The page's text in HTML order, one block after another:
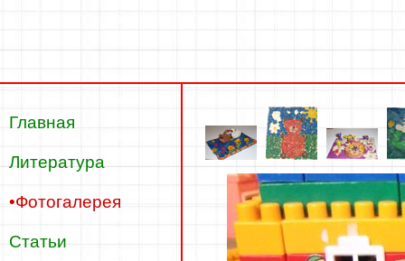
Главная
Литература
•Фотогалерея
Статьи